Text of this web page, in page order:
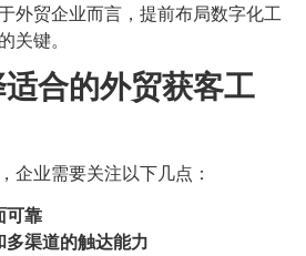
外贸企业而言，提前布局数字化工
关键。
合的外贸获客工
企业需要关注以下几点：
可靠
渠道的触达能力